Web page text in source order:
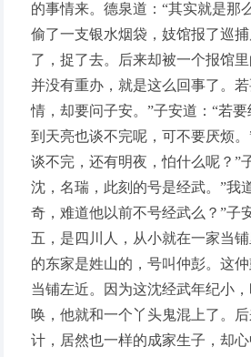
的事情来。德泉道：“其实就是那
偷了一支银水烟袋，妓馆报了巡
了，捉了去。后来却被一个报馆里
并没有重办，就是这么回事了。
情，却要问子安。”子安道：“若
到天亮也谈不完呢，可不要厌烦
谈不完，还有明夜，怕什么呢？”
沈，名瑞，此刻的号是经武。”我
奇，难道他以前不号经武么？”子
五，是四川人，从小就在一家当
的东家是姓山的，号叫仲彭。这
当铺左近。因为这沈经武年纪小
唤，他就和一个丫头鬼混上了。
计，居然也一样的成家生子，却